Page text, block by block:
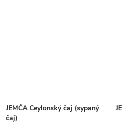
JEMČA Ceylonský čaj (sypaný
čaj)